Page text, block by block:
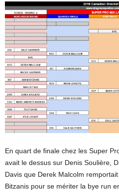
En quart de finale chez les Super
avait le dessus sur Denis Soulière,
Davis que Derek Malcolm
Bitzanis pour se mériter la bye run